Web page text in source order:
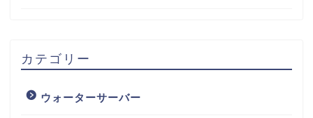
カテゴリー
ウォーターサーバー